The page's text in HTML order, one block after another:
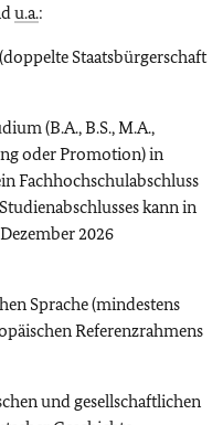
u.a.:
Staatsbürgerschaft
(B.A., B.S., M.A.,
oder Promotion) in
Fachhochschulabschluss
kann in
2026
Sprache (mindestens
Referenzrahmens
und gesellschaftlichen